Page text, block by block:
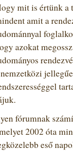
mit is értünk a
amit a
azokat
fórumnak
2002 óta
eső